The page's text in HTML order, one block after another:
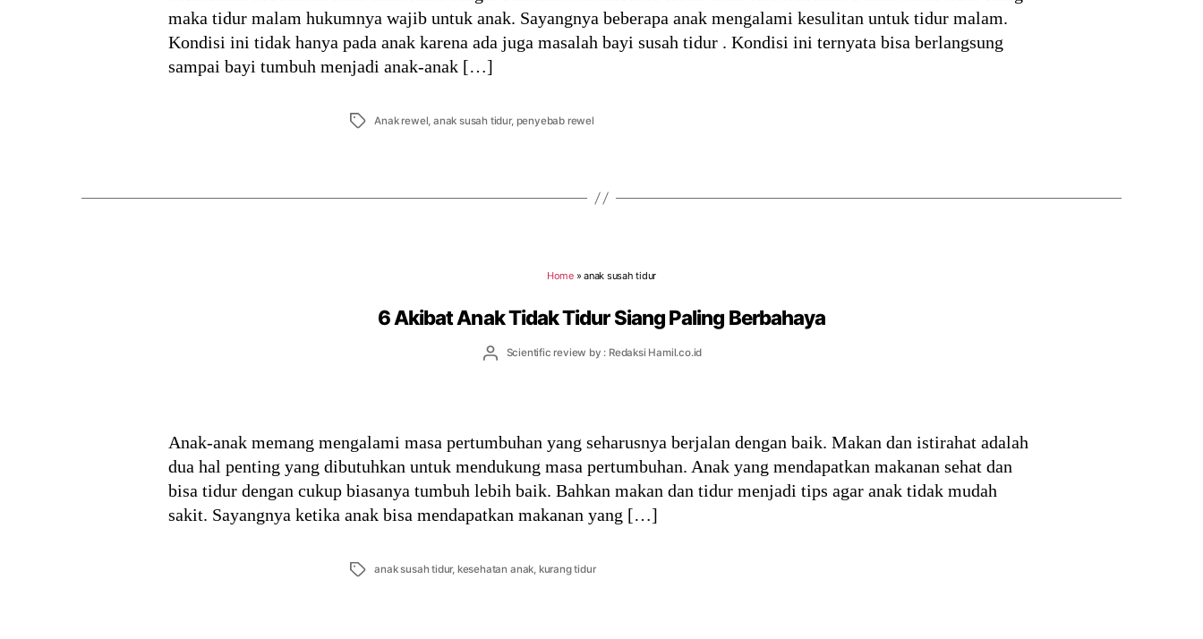
maka tidur malam hukumnya wajib untuk anak. Sayangnya beberapa anak mengalami kesulitan untuk tidur malam.
Kondisi ini tidak hanya pada anak karena ada juga masalah bayi susah tidur . Kondisi ini ternyata bisa berlangsung
sampai bayi tumbuh menjadi anak-anak […]
Tags Anak rewel ,anak susah tidur, penyebab rewel
Home»anak susah tidur
6 Akibat Anak Tidak Tidur Siang Paling Berbahaya
PostScientific review by : Redaksi Hamil.co.id
Anak-anak memang mengalami masa pertumbuhan yang seharusnya berjalan dengan baik. Makan dan istirahat adalah
dua hal penting yang dibutuhkan untuk mendukung masa pertumbuhan. Anak yang mendapatkan makanan sehat dan
bisa tidur dengan cukup biasanya tumbuh lebih baik. Bahkan makan dan tidur menjadi tips agar anak tidak mudah
sakit. Sayangnya ketika anak bisa mendapatkan makanan yang […]
Tags anak susah tidur, kesehatan anak kurang tidur